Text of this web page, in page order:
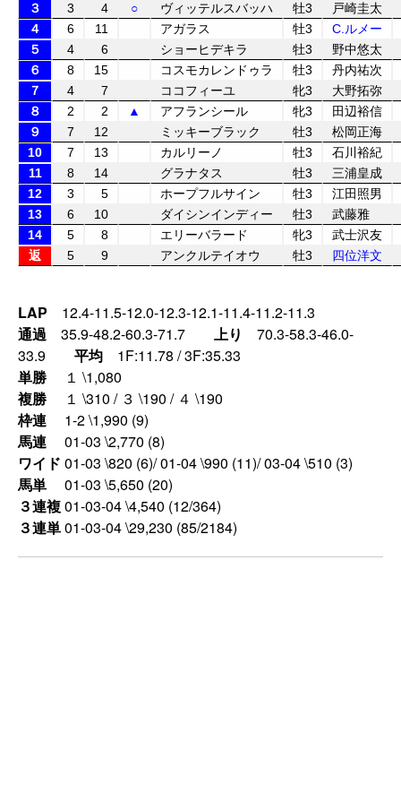
３
3 4 ○ ヴィッテルスバッハ 牡3
戸崎圭太
４
6 11 アガラス 牡3
C.ルメー
５
4 6 ショーヒデキラ 牡3
野中悠太
６
8 15 コスモカレンドゥラ 牡3
丹内祐次
７
4 7 ココフィーユ 牝3
大野拓弥
８
2 2 ▲ アフランシール 牝3
田辺裕信
９
7 12 ミッキーブラック 牡3
松岡正海
10
7 13 カルリーノ 牡3
石川裕紀
11
8 14 グラナタス 牡3
三浦皇成
12
3 5 ホープフルサイン 牡3
江田照男
13
6 10 ダイシンインディー 牡3
武藤雅
14
5 8 エリーバラード 牝3
武士沢友
返
5 9 アンクルテイオウ 牡3 四位洋文
LAP 12.4-11.5-12.0-12.3-12.1-11.4-11.2-11.3
通過 35.9-48.2-60.3-71.7 上り 70.3-58.3-46.0-
33.9 平均 1F:11.78 / 3F:35.33
単勝
１ \1,080
複勝
１ \310 / ３ \190 / ４ \190
枠連
1-2 \1,990 (9)
馬連
01-03 \2,770 (8)
ワイド 01-03 \820 (6)/ 01-04 \990 (11)/ 03-04 \510 (3)
馬単
01-03 \5,650 (20)
３連複01-03-04 \4,540 (12/364)
３連単01-03-04 \29,230 (85/2184)